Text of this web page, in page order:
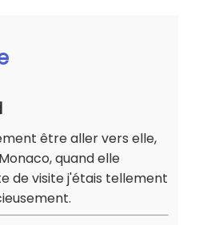
être aller vers elle,
quand elle
de visite j'étais tellement